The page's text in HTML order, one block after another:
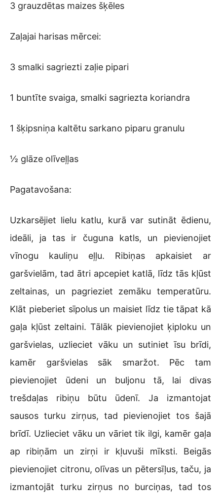
3 grauzdētas maizes šķēles
Zaļajai harisas mērcei:
3 smalki sagriezti zaļie pipari
1 buntīte svaiga, smalki sagriezta koriandra
1 šķipsniņa kaltētu sarkano piparu granulu
½ glāze olīveļļas
Pagatavošana:
Uzkarsējiet lielu katlu, kurā var sutināt ēdienu,
ideāli, ja tas ir čuguna katls, un pievienojiet
vīnogu kauliņu eļļu. Ribiņas apkaisiet ar
garšvielām, tad ātri apcepiet katlā, līdz tās kļūst
zeltainas, un pagrieziet zemāku temperatūru.
Klāt pieberiet sīpolus un maisiet līdz tie tāpat kā
gaļa kļūst zeltaini. Tālāk pievienojiet ķiploku un
garšvielas, uzlieciet vāku un sutiniet īsu brīdi,
kamēr garšvielas sāk smaržot. Pēc tam
pievienojiet ūdeni un buljonu tā, lai divas
trešdaļas ribiņu būtu ūdenī. Ja izmantojat
sausos turku zirņus, tad pievienojiet tos šajā
brīdī. Uzlieciet vāku un vāriet tik ilgi, kamēr gaļa
ap ribiņām un zirņi ir kļuvuši mīksti. Beigās
pievienojiet citronu, olīvas un pētersīļus, taču, ja
izmantojāt turku zirņus no burciņas, tad tos